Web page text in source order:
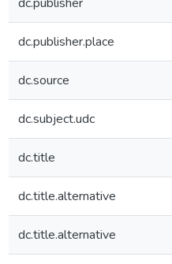
dc.publisher.place
dc.source
dc.subject.udc
dc.title
dc.title.alternative
dc.title.alternative